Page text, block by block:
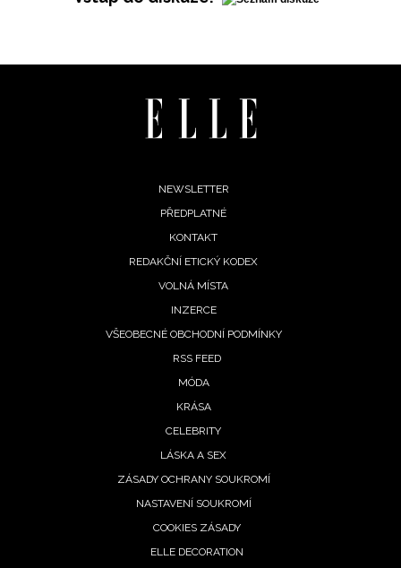
NEWSLETTER
NEWSLETTER
PŘEDPLATNÉ
KONTAKT
REDAKČNÍ ETICKÝ KODEX
VOLNÁ MÍSTA
INZERCE
VŠEOBECNÉ OBCHODNÍ PODMÍNKY
RSS FEED
MÓDA
KRÁSA
CELEBRITY
LÁSKA A SEX
ZÁSADY OCHRANY SOUKROMÍ
NASTAVENÍ SOUKROMÍ
COOKIES ZÁSADY
ELLE DECORATION